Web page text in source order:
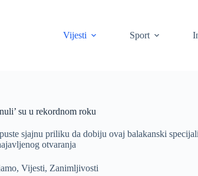
Vijesti
Sport
su u rekordnom roku
sjajnu priliku da dobiju ovaj balakanski
otvaranja
, Vijesti, Zanimljivosti